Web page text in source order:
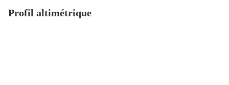
Profil altimétrique